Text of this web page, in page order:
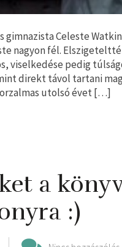
gimnazista Celeste
nagyon fél.
viselkedése pedig
direkt távol tartani
utolsó évet […]
a
:)